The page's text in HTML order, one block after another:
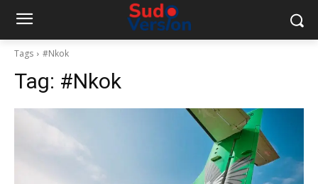
Tags #Nkok
Tag: #Nkok